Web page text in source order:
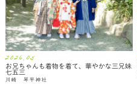
2026.05
お兄ちゃんも着物を着て、華やかな三兄妹
七五三
川崎 琴平神社